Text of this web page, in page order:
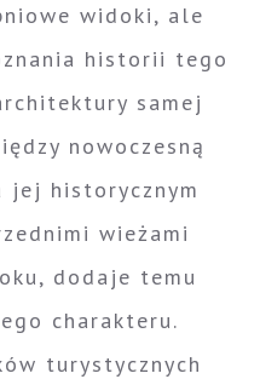
widoki, ale
historii tego
samej
nowoczesną
jej historycznym
wieżami
dodaje temu
charakteru.
turystycznych